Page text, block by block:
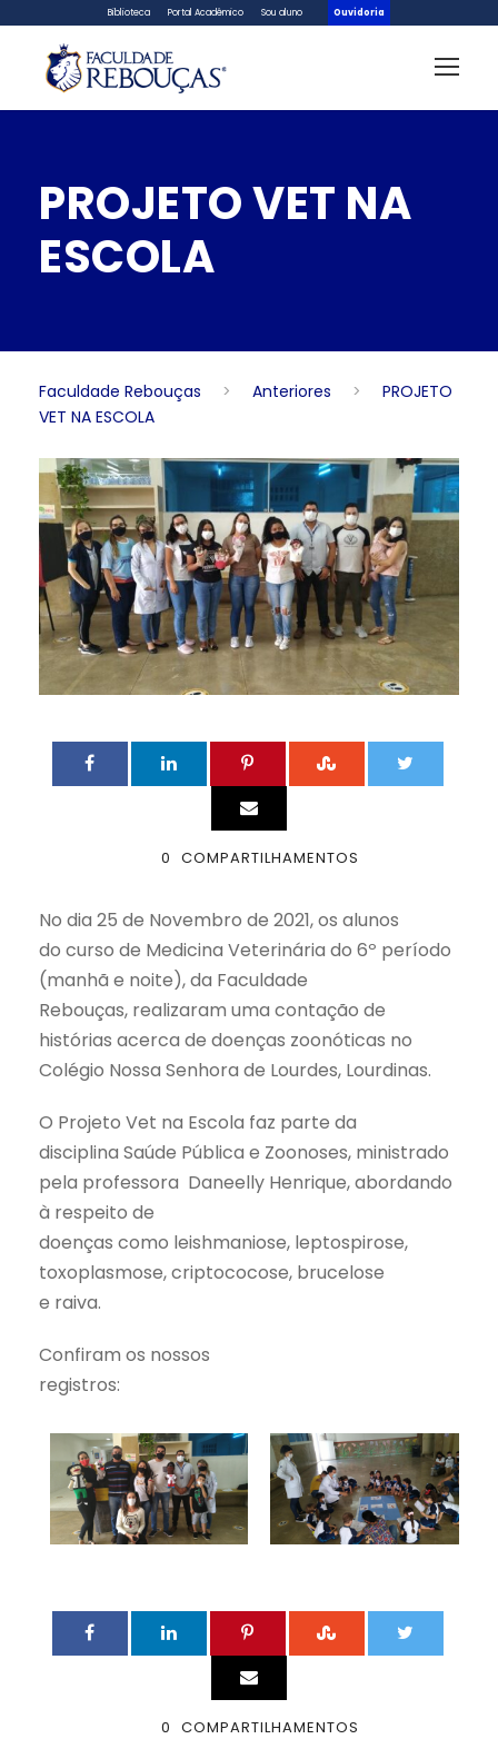
Biblioteca Portal Acadêmico Sou aluno Ouvidoria
PROJETO VET NA
ESCOLA
Faculdade Rebouças > Anteriores >
PROJETO
VET NA ESCOLA
0 COMPARTILHAMENTOS
No dia 25 de Novembro de 2021, os alunos
do curso de Medicina Veterinária do 6º período
(manhã e noite), da Faculdade
Rebouças, realizaram uma contação de
histórias acerca de doenças zoonóticas no
Colégio Nossa Senhora de Lourdes, Lourdinas.
O Projeto Vet na Escola faz parte da
disciplina Saúde Pública e Zoonoses, ministrado
pela professora Daneelly Henrique, abordando
à respeito de
doenças como leishmaniose, leptospirose,
toxoplasmose, criptococose, brucelose
e raiva.
Confiram os nossos
registros:
0 COMPARTILHAMENTOS